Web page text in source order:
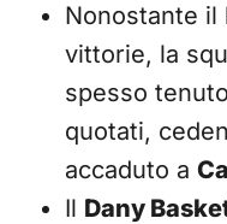
Nonostante il
vittorie, la
spesso
quotati,
accaduto a
Il Dany